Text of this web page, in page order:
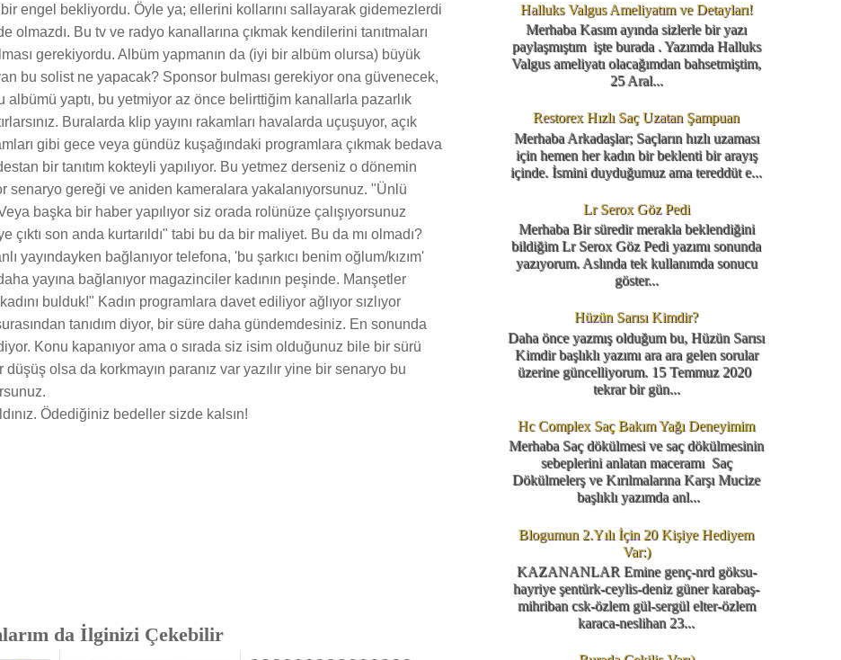
engel bekliyordu. Öyle ya; ellerini kollarını sallayarak gidemezlerdi
olmazdı. Bu tv ve radyo kanallarına çıkmak kendilerini tanıtmaları
gerekiyordu. Albüm yapmanın da (iyi bir albüm olursa) büyük
bu solist ne yapacak? Sponsor bulması gerekiyor ona güvenecek,
yaptı, bu yetmiyor az önce belirttiğim kanallarla pazarlık
Buralarda klip yayını rakamları havalarda uçuşuyor, açık
gibi gece veya gündüz kuşağındaki programlara çıkmak bedava
bir tanıtım kokteyli yapılıyor. Bu yetmez derseniz o dönemin
senaryo gereği ve aniden kameralara yakalanıyorsunuz. "Ünlü
başka bir haber yapılıyor siz orada rolünüze çalışıyorsunuz
çıktı son anda kurtarıldı" tabi bu da bir maliyet. Bu da mı olmadı?
yayındayken bağlanıyor telefona, 'bu şarkıcı benim oğlum/kızım'
yayına bağlanıyor magazinciler kadının peşinde. Manşetler
bulduk!" Kadın programlara davet ediliyor ağlıyor sızlıyor
şurasından tanıdım diyor, bir süre daha gündemdesiniz. En sonunda
Konu kapanıyor ama o sırada siz isim olduğunuz bile bir sürü
olsa da korkmayın paranız var yazılır yine bir senaryo bu
Ödediğiniz bedeller sizde kalsın!
da İlginizi Çekebilir
Halluks Valgus Ameliyatım ve Detayları!
Merhaba Kasım ayında sizlerle bir yazı
paylaşmıştım işte burada . Yazımda Halluks
Valgus ameliyatı olacağımdan bahsetmiştim,
25 Aral...
Restorex Hızlı Saç Uzatan Şampuan
Merhaba Arkadaşlar; Saçların hızlı uzaması
için hemen her kadın bir beklenti bir arayış
içinde. İsmini duyduğumuz ama tereddüt e...
Lr Serox Göz Pedi
Merhaba Bir süredir merakla beklendiğini
bildiğim Lr Serox Göz Pedi yazımı sonunda
yazıyorum. Aslında tek kullanımda sonucu
göster...
Hüzün Sarısı Kimdir?
Daha önce yazmış olduğum bu, Hüzün Sarısı
Kimdir başlıklı yazımı ara ara gelen sorular
üzerine güncelliyorum. 15 Temmuz 2020
tekrar bir gün...
Hc Complex Saç Bakım Yağı Deneyimim
Merhaba Saç dökülmesi ve saç dökülmesinin
sebeplerini anlatan maceramı Saç
Dökülmelerş ve Kırılmalarına Karşı Mucize
başlıklı yazımda anl...
Blogumun 2.Yılı İçin 20 Kişiye Hediyem
Var:)
KAZANANLAR Emine genç-nrd göksu-
hayriye şentürk-ceylis-deniz güner karabaş-
mihriban csk-özlem gül-sergül elter-özlem
karaca-neslihan 23...